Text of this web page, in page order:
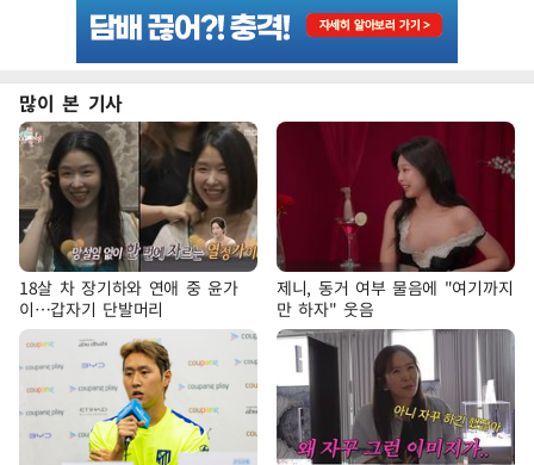
많이 본 기사
18살 차 장기하와 연애 중 윤가
이…갑자기 단발머리
제니, 동거 여부 물음에 "여기까지
만 하자" 웃음